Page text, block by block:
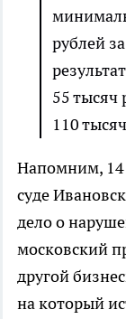
рублей
55 тысяч
110
Напомним, 14
суде
дело о
московский
другой
на который